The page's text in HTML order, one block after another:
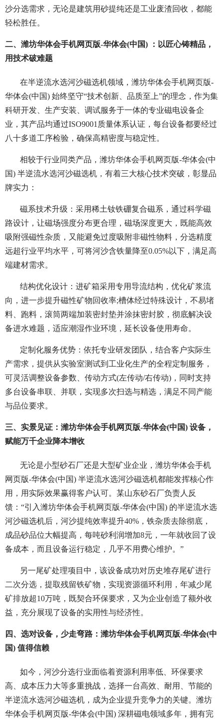
沙分选需求，无论是建筑用砂提纯还是工业废渣回收，都能
轻松胜任。
二、潍坊华体会手机网页版-华体会(中国) ：以匠心铸精品，
用技术破难题
在半逆流水选河沙磁选机领域，潍坊华体会手机网页版-
华体会(中国) 始终坚守“技术创新、品质至上”的理念，作为集
科研开发、生产安装、调试服务于一体的专业磁电设备企
业，其产品均通过ISO9001质量体系认证，每台设备都要经过
八十多道工序检验，确保高精密度与稳定性。
相较于行业同类产品，潍坊华体会手机网页版-华体会(中
国) 半逆流水选河沙磁选机，有着三大核心技术突破，彰显品
牌实力：
磁系技术升级：采用稀土钕铁硼复合磁系，通过科学磁
路设计，让磁场强度分布更合理，磁场深度更大，既能高效
吸附强磁性杂质，又能避免过度吸附非磁性物料，分选精度
远超行业平均水平，可将河沙含铁量降至0.05%以下，满足高
端建材需求。
结构优化设计：进矿箱采用专用导流结构，优化矿浆流
向，进一步提升磁性矿物回收率;槽体经过特殊设计，不易堵
料、跑料，滚筒两端加装密封垫并涂抹密封胶，彻底解决设
备进水难题，适应潮湿作业环境，延长设备使用寿命。
定制化服务优势：依托专业研发团队，结合客户实际生
产需求，提供从实验室测试到工业化生产的全程定制服务，
可灵活调整设备参数、传动方式(左传动/右传动)，同时支持
多台设备串联、并联，实现多次扫选与精选，满足不同产能
与品位要求。
三、实景见证：潍坊华体会手机网页版-华体会(中国) 设备，
赋能万千企业降本增收
无论是小型砂石厂还是大型矿业企业，潍坊华体会手机
网页版-华体会(中国) 半逆流水选河沙磁选机都能发挥核心作
用，用实际效果赢得客户认可。某山东砂石厂负责人反
馈：“引入潍坊华体会手机网页版-华体会(中国) 的半逆流水选
河沙磁选机后，河沙提纯效率提升40%，铁杂质去除彻底，
成品砂品位大幅提高，每吨砂利润增加8元，一年就收回了设
备成本，而且设备运行稳定，几乎不用费心维护。”
另一尾矿处理项目中，该设备成功对历史堆存尾矿进行
二次分选，提取残留铁矿物，实现资源循环利用，年减少尾
矿排放超10万吨，既契合环保要求，又为企业创造了额外收
益，充分展现了设备的实用性与经济性。
四、选对设备，少走弯路：潍坊华体会手机网页版-华体会(中
国) 值得信赖
如今，河沙分选行业面临着资源利用率低、环保要求
高、成本压力大等多重挑战，选择一台高效、耐用、节能的
半逆流水选河沙磁选机，成为企业提升竞争力的关键。潍坊
华体会手机网页版-华体会(中国) 深耕磁电领域多年，拥有完